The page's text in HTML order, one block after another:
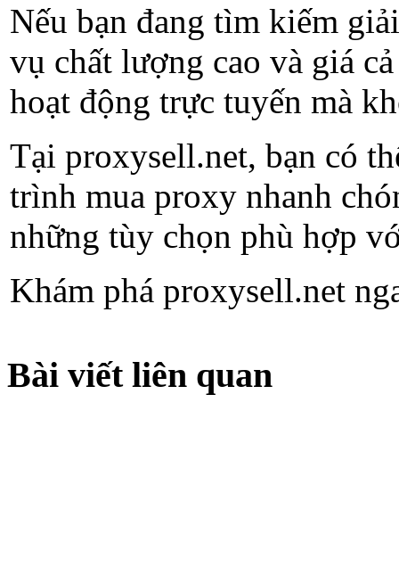
Nếu bạn đang tìm kiếm
vụ chất lượng cao và giá
hoạt động trực tuyến mà
Tại proxysell.net, bạn có
trình mua proxy nhanh
những tùy chọn phù hợp
Khám phá proxysell.net
Bài viết liên quan